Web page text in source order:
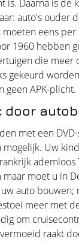
is. Daarna is de
auto's ouder
moeten eens
1960 hebben
die meer
gekeurd
geen APK-plicht.
door
met een
Uw
ademloos
moet u in
auto
meer met
om
raakt